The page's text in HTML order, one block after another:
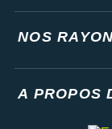
NOS
A PROPOS